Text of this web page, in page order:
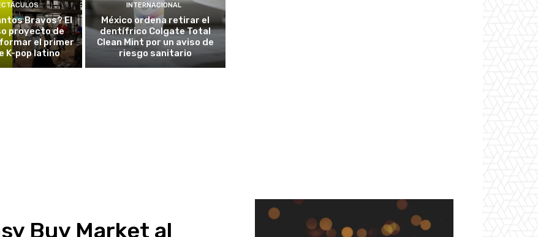
Bravos? El
proyecto de
formar el primer
K-pop latino
INTERNACIONAL
México ordena retirar el
dentífrico Colgate Total
Clean Mint por un aviso de
riesgo sanitario